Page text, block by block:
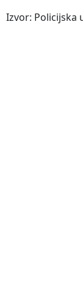
Izvor: Policijska